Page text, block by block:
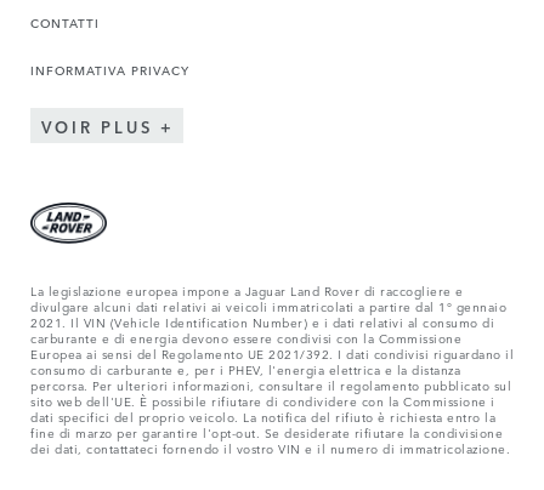
CONTATTI
INFORMATIVA PRIVACY
VOIR PLUS
La legislazione europea impone a Jaguar Land Rover di raccogliere e
divulgare alcuni dati relativi ai veicoli immatricolati a partire dal 1° gennaio
2021. Il VIN (Vehicle Identification Number) e i dati relativi al consumo di
carburante e di energia devono essere condivisi con la Commissione
Europea ai sensi del Regolamento UE 2021/392. I dati condivisi riguardano il
consumo di carburante e, per i PHEV, l'energia elettrica e la distanza
percorsa. Per ulteriori informazioni, consultare il regolamento pubblicato sul
sito web dell'UE. È possibile rifiutare di condividere con la Commissione i
dati specifici del proprio veicolo. La notifica del rifiuto è richiesta entro la
fine di marzo per garantire l'opt-out. Se desiderate rifiutare la condivisione
dei dati, contattateci fornendo il vostro VIN e il numero di immatricolazione.